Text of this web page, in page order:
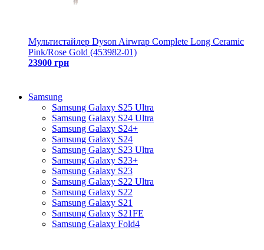
Мультистайлер Dyson Airwrap Complete Long Ceramic
Pink/Rose Gold (453982-01)
23900 грн
Samsung
Samsung Galaxy S25 Ultra
Samsung Galaxy S24 Ultra
Samsung Galaxy S24+
Samsung Galaxy S24
Samsung Galaxy S23 Ultra
Samsung Galaxy S23+
Samsung Galaxy S23
Samsung Galaxy S22 Ultra
Samsung Galaxy S22
Samsung Galaxy S21
Samsung Galaxy S21FE
Samsung Galaxy Fold4